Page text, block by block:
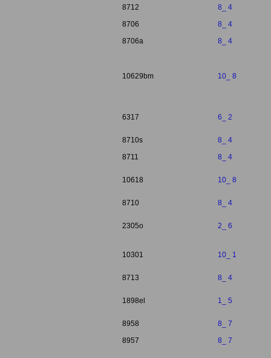
8712
8_ 4
8706
8_ 4
8706a
8_ 4
10629bm 10_ 8
6317 6_ 2
8710s
8_ 4
8711
8_ 4
10618 10_ 8
8710 8_ 4
2305o 2_ 6
10301 10_ 1
8713 8_ 4
1898el 1_ 5
8958
8_ 7
8957
8_ 7